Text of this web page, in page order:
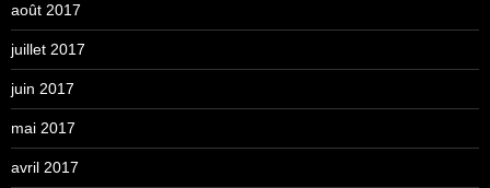
août 2017
juillet 2017
juin 2017
mai 2017
avril 2017